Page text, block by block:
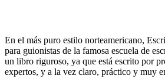
En el más puro estilo norteamericano,
para guionistas de la famosa escuela de
un libro riguroso, ya que está escrito por
expertos, y a la vez claro, práctico y muy